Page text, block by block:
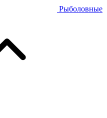
Рыболовные